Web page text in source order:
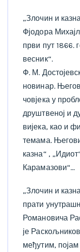
„Злочин и
Фјодора
први пут 1866.
весник“.
Ф. М.
новинар.
човјека у
друштвеној и
вијека, као и
темама.
казна“ ,
Карамазови“…
„Злочин и
прати
Романовича
је
међутим, појам